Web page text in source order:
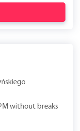
without breaks